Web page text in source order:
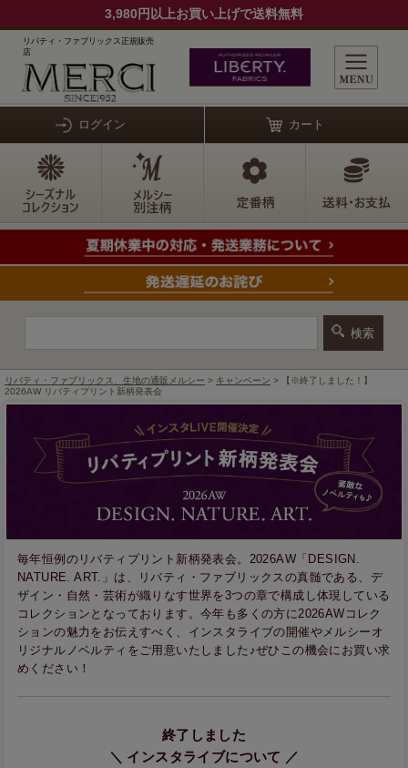
3,980円以上お買い上げで送料無料
リバティ・ファブリックス正規販売
店
ログイン カート
リバティ・ファブリックス、生地の通販メルシー > キャンペーン > 【※終了しました！】
2026AW リバティプリント新柄発表会
毎年恒例のリバティプリント新柄発表会。2026AW「DESIGN.
NATURE. ART.」は、リバティ・ファブリックスの真髄である、デ
ザイン・自然・芸術が織りなす世界を3つの章で構成し体現している
コレクションとなっております。今年も多くの方に2026AWコレク
ションの魅力をお伝えすべく、インスタライブの開催やメルシーオ
リジナルノベルティをご用意いたしました♪ぜひこの機会にお買い求
めください！
終了しました
＼ インスタライブについて ／